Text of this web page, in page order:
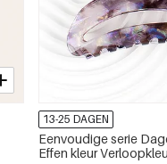
13-25 DAGEN
Eenvoudige serie
Effen kleur